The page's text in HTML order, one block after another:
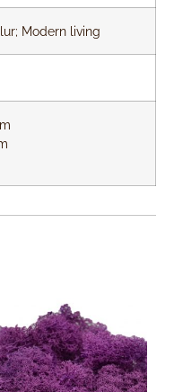
Modern living